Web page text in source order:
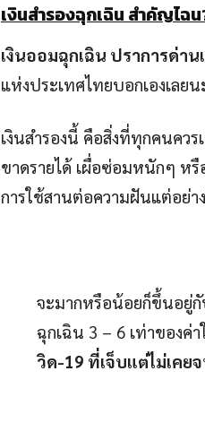
เงินสำรองฉุกเฉิน สำคัญไฉ
เงินออมฉุกเฉิน ปราการด่า
แห่งประเทศไทยบอกเองเลยน
เงินสำรองนี้ คือสิ่งที่ทุกคนคว
ขาดรายได้ เผื่อซ่อมหนักๆ ห
การใช้สานต่อความฝันแต่อย่
จะมากหรือน้อยก็ขึ้นอยู่กั
ฉุกเฉิน 3 – 6 เท่าของค่
วิด-19 ที่เจ็บแต่ไม่เคย